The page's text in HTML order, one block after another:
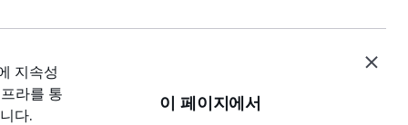
지속성
라를 통
다.
이 페이지에서